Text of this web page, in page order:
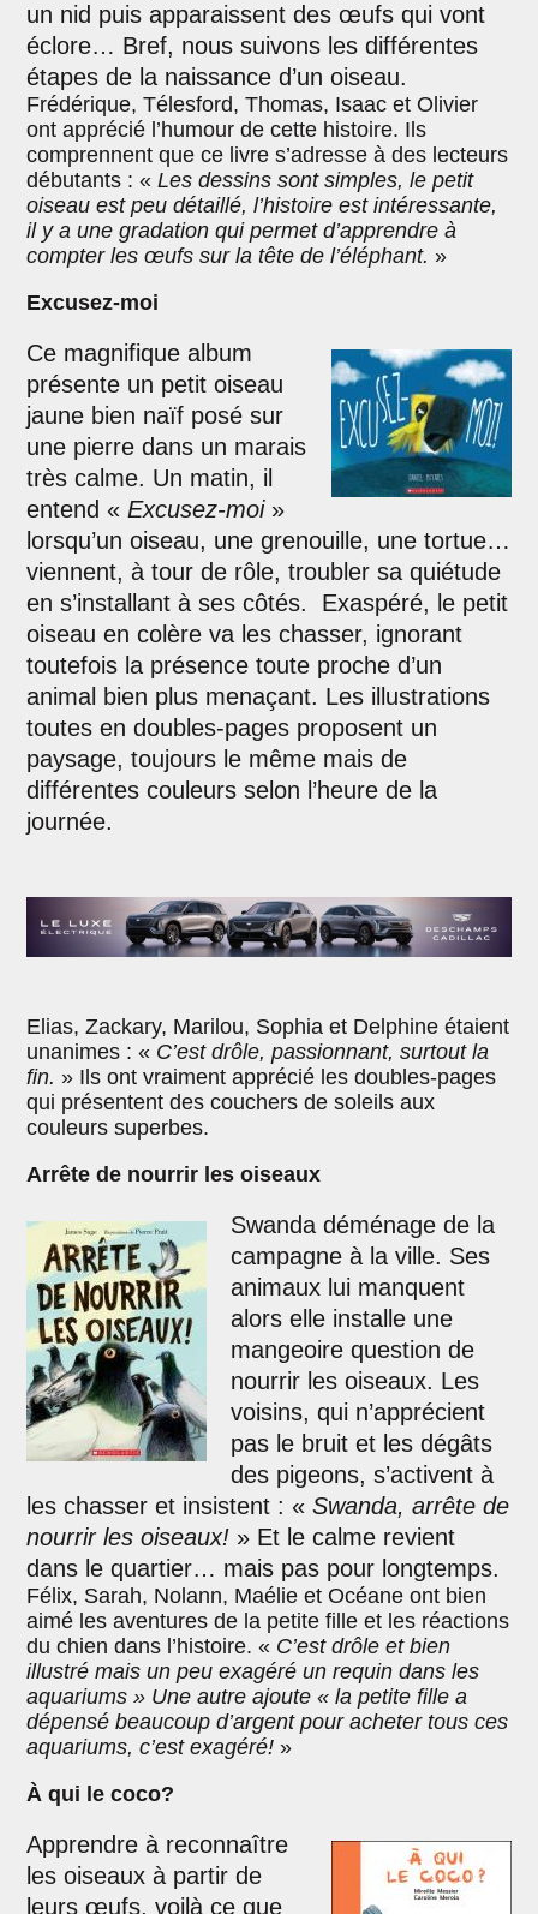
un nid puis apparaissent des œufs qui vont
éclore… Bref, nous suivons les différentes
étapes de la naissance d’un oiseau.
Frédérique, Télesford, Thomas, Isaac et Olivier
ont apprécié l’humour de cette histoire. Ils
comprennent que ce livre s’adresse à des lecteurs
débutants : «Les dessins sont simples, le petit
oiseau est peu détaillé, l’histoire est intéressante,
il y a une gradation qui permet d’apprendre à
compter les œufs sur la tête de l’éléphant. »
Excusez-moi
Ce magnifique album
présente un petit oiseau
jaune bien naïf posé sur
une pierre dans un marais
très calme. Un matin, il
entend «Excusez-moi »
lorsqu’un oiseau, une grenouille, une tortue…
viennent, à tour de rôle, troubler sa quiétude
en s’installant à ses côtés. Exaspéré, le petit
oiseau en colère va les chasser, ignorant
toutefois la présence toute proche d’un
animal bien plus menaçant. Les illustrations
toutes en doubles-pages proposent un
paysage, toujours le même mais de
différentes couleurs selon l’heure de la
journée.
Elias, Zackary, Marilou, Sophia et Delphine étaient
unanimes : « C’est drôle, passionnant, surtout la
fin. » Ils ont vraiment apprécié les doubles-pages
qui présentent des couchers de soleils aux
couleurs superbes.
Arrête de nourrir les oiseaux
Swanda déménage de la
campagne à la ville. Ses
animaux lui manquent
alors elle installe une
mangeoire question de
nourrir les oiseaux. Les
voisins, qui n’apprécient
pas le bruit et les dégâts
des pigeons, s’activent à
les chasser et insistent : «Swanda, arrête de
nourrir les oiseaux! » Et le calme revient
dans le quartier… mais pas pour longtemps.
Félix, Sarah, Nolann, Maélie et Océane ont bien
aimé les aventures de la petite fille et les réactions
du chien dans l’histoire. « C’est drôle et bien
illustré mais un peu exagéré un requin dans les
aquariums » Une autre ajoute « la petite fille a
dépensé beaucoup d’argent pour acheter tous ces
aquariums, c’est exagéré! »
À qui le coco?
Apprendre à reconnaître
les oiseaux à partir de
leurs œufs, voilà ce que